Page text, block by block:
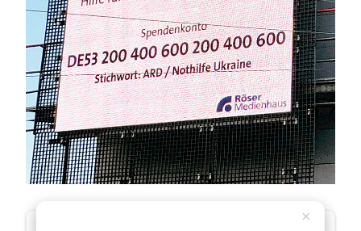
×